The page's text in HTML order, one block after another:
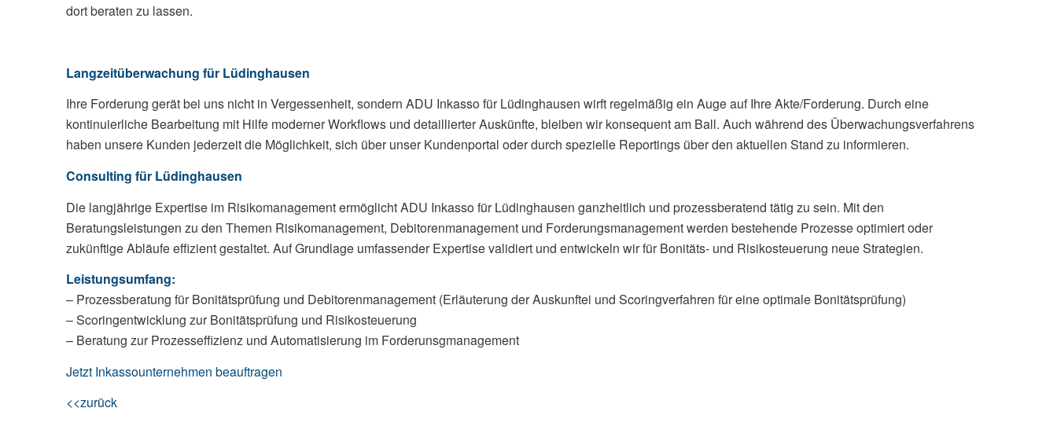
dort beraten zu lassen.
Langzeitüberwachung für Lüdinghausen
Ihre Forderung gerät bei uns nicht in Vergessenheit, sondern ADU Inkasso für Lüdinghausen wirft regelmäßig ein Auge auf Ihre Akte/Forderung. Durch eine
kontinuierliche Bearbeitung mit Hilfe moderner Workflows und detaillierter Auskünfte, bleiben wir konsequent am Ball. Auch während des Überwachungsverfahrens
haben unsere Kunden jederzeit die Möglichkeit, sich über unser Kundenportal oder durch spezielle Reportings über den aktuellen Stand zu informieren.
Consulting für Lüdinghausen
Die langjährige Expertise im Risikomanagement ermöglicht ADU Inkasso für Lüdinghausen ganzheitlich und prozessberatend tätig zu sein. Mit den
Beratungsleistungen zu den Themen Risikomanagement, Debitorenmanagement und Forderungsmanagement werden bestehende Prozesse optimiert oder
zukünftige Abläufe effizient gestaltet. Auf Grundlage umfassender Expertise validiert und entwickeln wir für Bonitäts- und Risikosteuerung neue Strategien.
Leistungsumfang:
– Prozessberatung für Bonitätsprüfung und Debitorenmanagement (Erläuterung der Auskunftei und Scoringverfahren für eine optimale Bonitätsprüfung)
– Scoringentwicklung zur Bonitätsprüfung und Risikosteuerung
– Beratung zur Prozesseffizienz und Automatisierung im Forderunsgmanagement
Jetzt Inkassounternehmen beauftragen
<<zurück